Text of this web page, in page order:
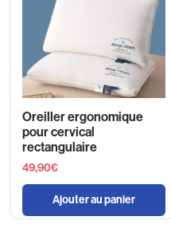
Oreiller ergonomique
pour cervical
rectangulaire
49,90€
Ajouter au panier